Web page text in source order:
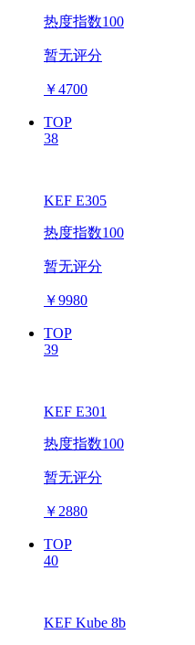
热度指数100
暂无评分
￥4700
TOP
38
KEF E305
热度指数100
暂无评分
￥9980
TOP
39
KEF E301
热度指数100
暂无评分
￥ 2880
TOP
40
KEF Kube 8b